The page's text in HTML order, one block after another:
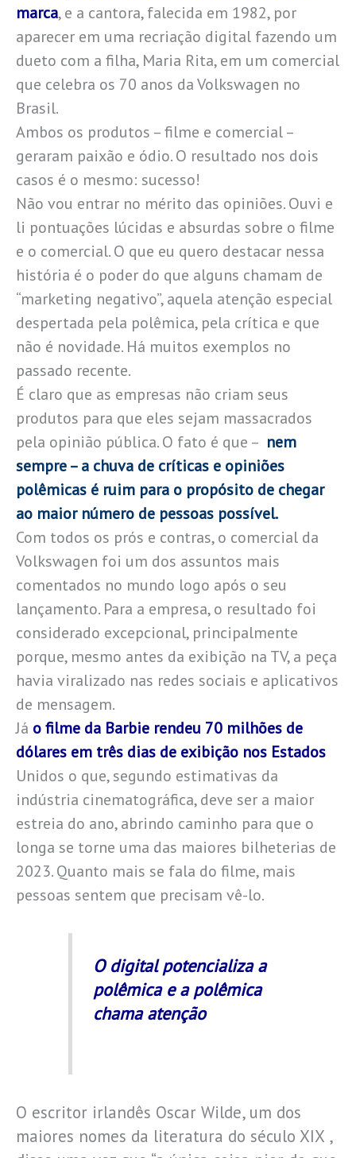
marca, e a cantora, falecida em 1982, por
aparecer em uma recriação digital fazendo um
dueto com a filha, Maria Rita, em um comercial
que celebra os 70 anos da Volkswagen no
Brasil.
Ambos os produtos – filme e comercial –
geraram paixão e ódio. O resultado nos dois
casos é o mesmo: sucesso!
Não vou entrar no mérito das opiniões. Ouvi e
li pontuações lúcidas e absurdas sobre o filme
e o comercial. O que eu quero destacar nessa
história é o poder do que alguns chamam de
“marketing negativo”, aquela atenção especial
despertada pela polêmica, pela crítica e que
não é novidade. Há muitos exemplos no
passado recente.
É claro que as empresas não criam seus
produtos para que eles sejam massacrados
pela opinião pública. O fato é que – nem
sempre – a chuva de críticas e opiniões
polêmicas é ruim para o propósito de chegar
ao maior número de pessoas possível.
Com todos os prós e contras, o comercial da
Volkswagen foi um dos assuntos mais
comentados no mundo logo após o seu
lançamento. Para a empresa, o resultado foi
considerado excepcional, principalmente
porque, mesmo antes da exibição na TV, a peça
havia viralizado nas redes sociais e aplicativos
de mensagem.
Já o filme da Barbie rendeu 70 milhões de
dólares em três dias de exibição nos Estados
Unidos o que, segundo estimativas da
indústria cinematográfica, deve ser a maior
estreia do ano, abrindo caminho para que o
longa se torne uma das maiores bilheterias de
2023. Quanto mais se fala do filme, mais
pessoas sentem que precisam vê-lo.
O digital potencializa a
polêmica e a polêmica
chama atenção
O escritor irlandês Oscar Wilde, um dos
maiores nomes da literatura do século XIX ,